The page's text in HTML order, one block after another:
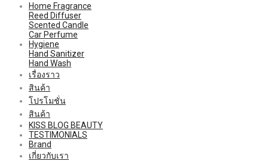
Home Fragrance
Reed Diffuser
Scented Candle
Car Perfume
Hygiene
Hand Sanitizer
Hand Wash
เรื่องราว
สินค้า
โปรโมชั่น
สินค้า
KISS BLOG BEAUTY
TESTIMONIALS
Brand
เกี่ยวกับเรา